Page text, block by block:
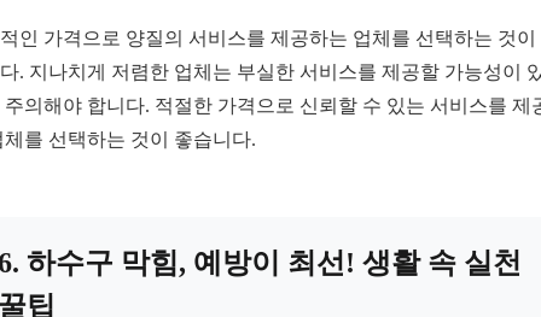
인 가격으로 양질의 서비스를 제공하는 업체를 선택하는 것이
. 지나치게 저렴한 업체는 부실한 서비스를 제공할 가능성이
주의해야 합니다. 적절한 가격으로 신뢰할 수 있는 서비스를 제
체를 선택하는 것이 좋습니다.
하수구 막힘, 예방이 최선! 생활 속 실천
팁